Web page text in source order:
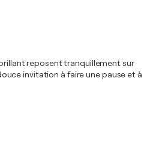
reposent tranquillement sur
invitation à faire une pause et à